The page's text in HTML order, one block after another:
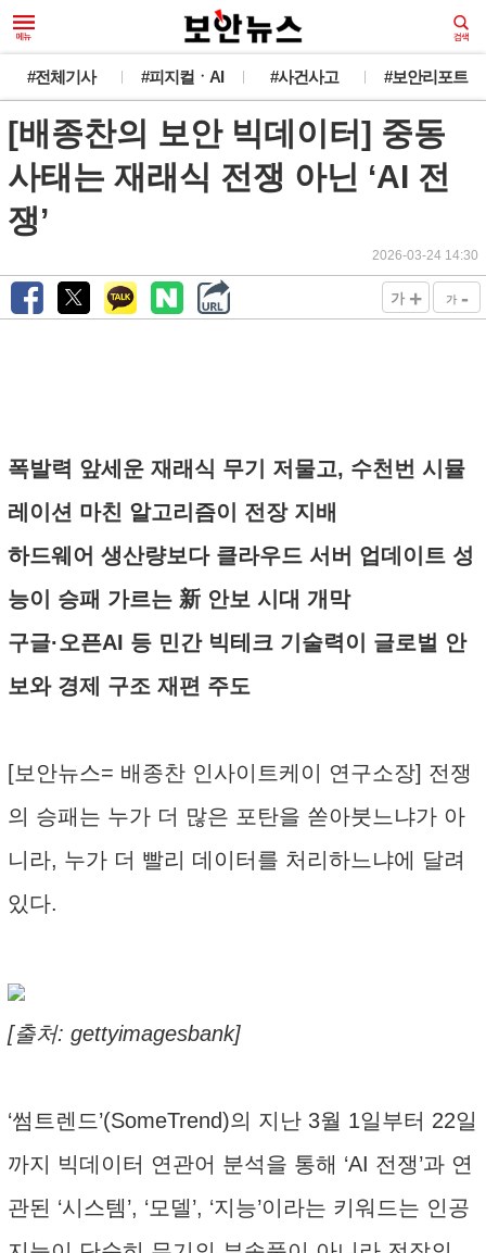
#전체기사 #피지컬ㆍAI #사건사고 #보안리포트
[배종찬의 보안 빅데이터] 중동
사태는 재래식 전쟁 아닌 ‘AI 전
쟁’
2026-03-24 14:30
가 + 가 -
폭발력 앞세운 재래식 무기 저물고, 수천번 시뮬
레이션 마친 알고리즘이 전장 지배
하드웨어 생산량보다 클라우드 서버 업데이트 성
능이 승패 가르는 新 안보 시대 개막
구글·오픈AI 등 민간 빅테크 기술력이 글로벌 안
보와 경제 구조 재편 주도
[보안뉴스= 배종찬 인사이트케이 연구소장] 전쟁
의 승패는 누가 더 많은 포탄을 쏟아붓느냐가 아
니라, 누가 더 빨리 데이터를 처리하느냐에 달려
있다.
[출처: gettyimagesbank]
‘썸트렌드’(SomeTrend)의 지난 3월 1일부터 22일
까지 빅데이터 연관어 분석을 통해 ‘AI 전쟁’과 연
관된 ‘시스템’, ‘모델’, ‘지능’이라는 키워드는 인공